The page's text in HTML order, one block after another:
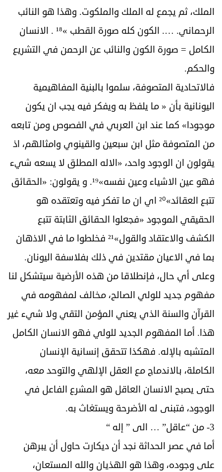
الملك، ثم يجمع له الملك والملكوت. وهذا هو النائب
الرحماني. …. الكون كله صورة القطب »¹⁸ . الانسان
الكامل = صورة الكون والنائب عن الرحمن في التشريع
والحكم.
فالاتحادية المتصوفة، سلموا بالبنية المفاهيمية
اليونانية بأن « ما يلفظ به ويفكر فيه يجب ان يكون
موجودا» كما عند ابن العربي في الفصوص ومن تابعه
من المتصوفة مثل ابن سبعين والقينوي وامثالهم، اذ
يقولون ان الوجود واحد، «الاله المطلق لا يسعه شيء
فهو عين الاشياء وعين نفسه»¹⁹. و يقولون: «الحقائق
تتبع العقائد»²⁰ اي ان ما تفكر فيه وتعتقده هو
الحقيقي الموجود «فجعلوا الحقائق الثابتة تتبع
الكشف والاعتقاد والقول»²¹ فخلطوا ما في الاذهان
بما في الاعيان مقتدين في ذلك بفلاسفة اليونان.
وعلى أي حال، فإنطلاقا من هذه الأرضية سيتشكل لنا
مفهوم جديد للولي الصالح، مخالف لمفهومه في
القرآن والسنة الذي يعني المؤمن التقي ولا شيء غير
هذا. أما المفهوم الجديد للولي فهو الانسان الكامل
المتشبه بالإله. فهكذا تتحقق إنسانية الإنسان
الكاملة، بالاندماج مع العقل الإلهي والتوحد معه،
حتى يصبح الانسان العاقل هو المشرع الفاعل في
الوجود، فتبنى له الأضرحة ويستغاث به.
3- من “عاقل” … الى ” إله “
أما في عصر الحداثة نجد أن ديكارت حاول أن يبرهن
على وجوده، وهذا هو الهذيان والله المستعان،